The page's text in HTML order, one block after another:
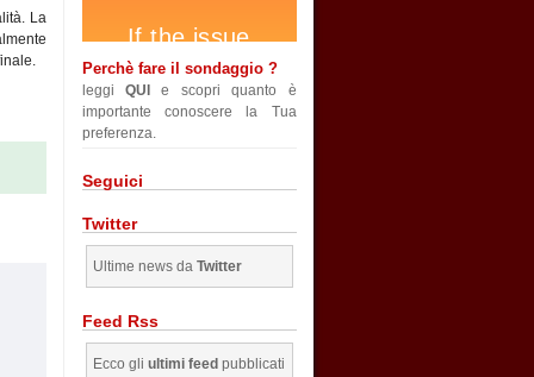
La
Perchè fare il sondaggio ?
leggi QUI
e scopri quanto è
importante conoscere la Tua
preferenza.
Seguici
Twitter
Ultime news da Twitter
Feed Rss
Ecco gli ultimi feed pubblicati